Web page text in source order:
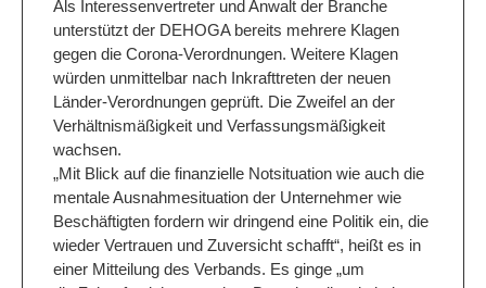
Als Interessenvertreter und Anwalt der Branche
unterstützt der DEHOGA bereits mehrere Klagen
gegen die Corona-Verordnungen. Weitere Klagen
würden unmittelbar nach Inkrafttreten der neuen
Länder-Verordnungen geprüft. Die Zweifel an der
Verhältnismäßigkeit und Verfassungsmäßigkeit
wachsen.
„Mit Blick auf die finanzielle Notsituation wie auch die
mentale Ausnahmesituation der Unternehmer wie
Beschäftigten fordern wir dringend eine Politik ein, die
wieder Vertrauen und Zuversicht schafft“, heißt es in
einer Mitteilung des Verbands. Es ginge „um